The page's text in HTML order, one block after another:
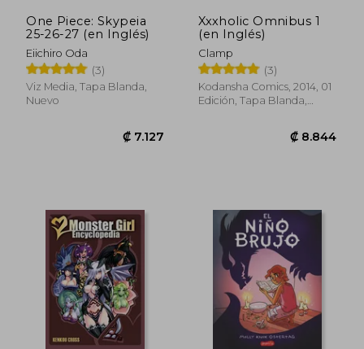
₡ 5.482
One Piece: Skypeia
25-26-27 (en Inglés)
Eiichiro Oda
(3)
Viz Media, Tapa Blanda,
Nuevo
Xxxholic Omnibus 1
(en Inglés)
Clamp
(3)
Kodansha Comics, 2014, 01
Edición, Tapa Blanda,